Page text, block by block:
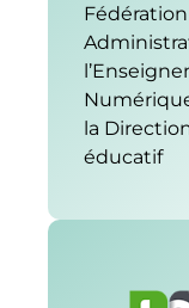
la
éducatif